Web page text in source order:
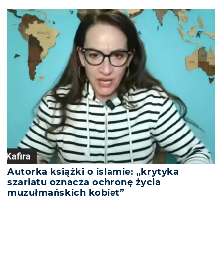
Autorka książki o islamie: „krytyka
szariatu oznacza ochronę życia
muzułmańskich kobiet”